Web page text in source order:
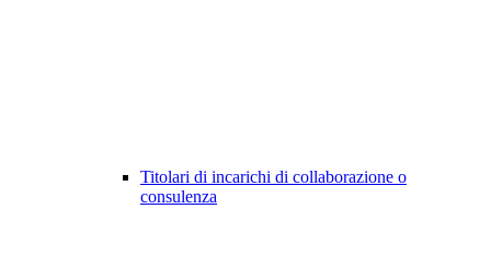
Titolari di incarichi di collaborazione o
consulenza